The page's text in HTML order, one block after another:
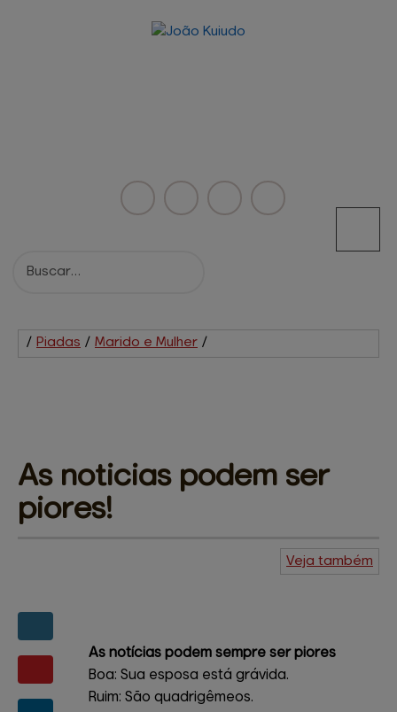
/ Piadas / Marido e Mulher /
As noticias podem ser
piores!
Veja também
As notícias podem sempre ser piores
Boa: Sua esposa está grávida.
Ruim: São quadrigêmeos.